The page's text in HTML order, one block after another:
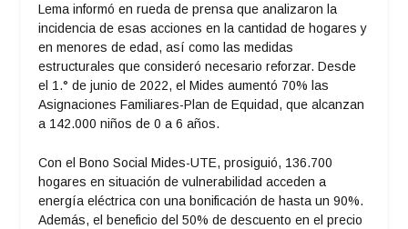
Lema informó en rueda de prensa que analizaron la
incidencia de esas acciones en la cantidad de hogares y
en menores de edad, así como las medidas
estructurales que consideró necesario reforzar. Desde
el 1.° de junio de 2022, el Mides aumentó 70% las
Asignaciones Familiares-Plan de Equidad, que alcanzan
a 142.000 niños de 0 a 6 años.
Con el Bono Social Mides-UTE, prosiguió, 136.700
hogares en situación de vulnerabilidad acceden a
energía eléctrica con una bonificación de hasta un 90%.
Además, el beneficio del 50% de descuento en el precio